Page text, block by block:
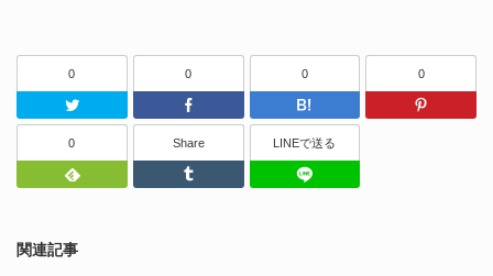
0
Twitter
0
Facebook
0
はてなブッ
0
0
Feedly
Share
Tumblr
LINEで送る
関連記事